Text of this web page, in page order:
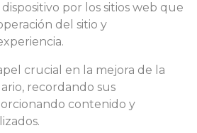
por los sitios web que
del sitio y
crucial en la mejora de la
recordando sus
contenido y